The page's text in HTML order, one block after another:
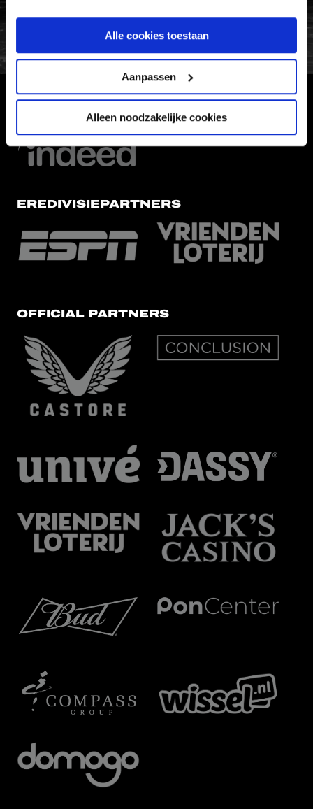
Alle cookies toestaan
Aanpassen
Alleen noodzakelijke cookies
HOOFDSPONSOR
EREDIVISIEPARTNERS
OFFICIAL PARTNERS